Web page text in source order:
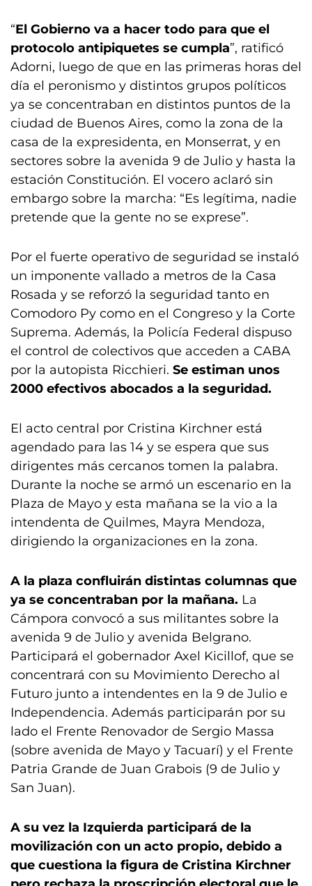
“El Gobierno va a hacer todo para que el
protocolo antipiquetes se cumpla”, ratificó
Adorni, luego de que en las primeras horas del
día el peronismo y distintos grupos políticos
ya se concentraban en distintos puntos de la
ciudad de Buenos Aires, como la zona de la
casa de la expresidenta, en Monserrat, y en
sectores sobre la avenida 9 de Julio y hasta la
estación Constitución. El vocero aclaró sin
embargo sobre la marcha: “Es legítima, nadie
pretende que la gente no se exprese”.
Por el fuerte operativo de seguridad se instaló
un imponente vallado a metros de la Casa
Rosada y se reforzó la seguridad tanto en
Comodoro Py como en el Congreso y la Corte
Suprema. Además, la Policía Federal dispuso
el control de colectivos que acceden a CABA
por la autopista Ricchieri. Se estiman unos
2000 efectivos abocados a la seguridad.
El acto central por Cristina Kirchner está
agendado para las 14 y se espera que sus
dirigentes más cercanos tomen la palabra.
Durante la noche se armó un escenario en la
Plaza de Mayo y esta mañana se la vio a la
intendenta de Quilmes, Mayra Mendoza,
dirigiendo la organizaciones en la zona.
A la plaza confluirán distintas columnas que
ya se concentraban por la mañana. La
Cámpora convocó a sus militantes sobre la
avenida 9 de Julio y avenida Belgrano.
Participará el gobernador Axel Kicillof, que se
concentrará con su Movimiento Derecho al
Futuro junto a intendentes en la 9 de Julio e
Independencia. Además participarán por su
lado el Frente Renovador de Sergio Massa
(sobre avenida de Mayo y Tacuarí) y el Frente
Patria Grande de Juan Grabois (9 de Julio y
San Juan).
A su vez la Izquierda participará de la
movilización con un acto propio, debido a
que cuestiona la figura de Cristina Kirchner